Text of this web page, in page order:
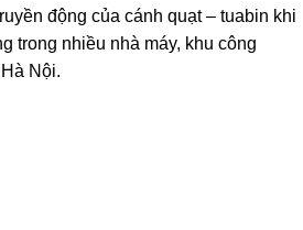
động của cánh quạt – tuabin khi
trong nhiều nhà máy, khu công
Nội.